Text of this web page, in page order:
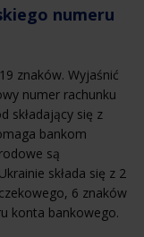
numeru
znaków. Wyjaśnić
numer rachunku
składający się z
bankom
są
składa się z 2
6 znaków
konta bankowego.